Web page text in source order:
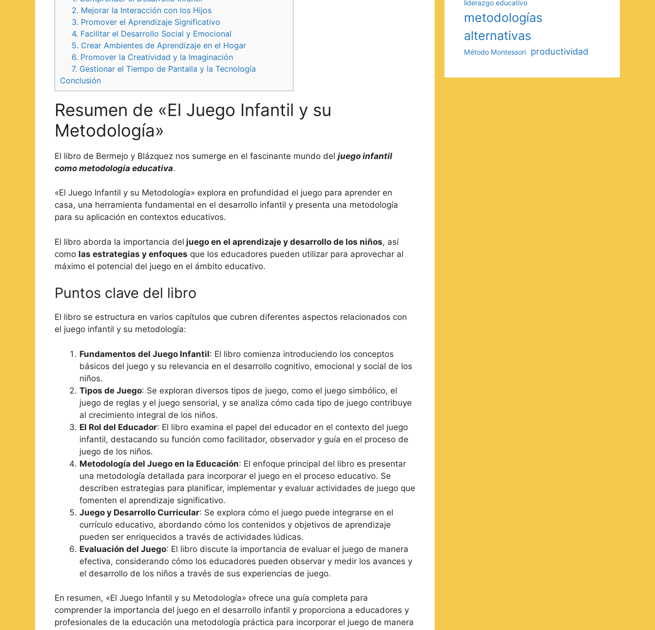
2. Mejorar la Interacción con los Hijos
3. Promover el Aprendizaje Significativo
4. Facilitar el Desarrollo Social y Emocional
5. Crear Ambientes de Aprendizaje en el Hogar
6. Promover la Creatividad y la Imaginación
7. Gestionar el Tiempo de Pantalla y la Tecnología
Conclusión
Resumen de «El Juego Infantil y su
Metodología»
El libro de Bermejo y Blázquez nos sumerge en el fascinante mundo del juego infantil
como metodología educativa.
«El Juego Infantil y su Metodología» explora en profundidad el juego para aprender en
casa, una herramienta fundamental en el desarrollo infantil y presenta una metodología
para su aplicación en contextos educativos.
El libro aborda la importancia del juego en el aprendizaje y desarrollo de los niños, así
como las estrategias y enfoques que los educadores pueden utilizar para aprovechar al
máximo el potencial del juego en el ámbito educativo.
Puntos clave del libro
El libro se estructura en varios capítulos que cubren diferentes aspectos relacionados con
el juego infantil y su metodología:
Fundamentos del Juego Infantil: El libro comienza introduciendo los conceptos
básicos del juego y su relevancia en el desarrollo cognitivo, emocional y social de los
niños.
Tipos de Juego: Se exploran diversos tipos de juego, como el juego simbólico, el
juego de reglas y el juego sensorial, y se analiza cómo cada tipo de juego contribuye
al crecimiento integral de los niños.
El Rol del Educador: El libro examina el papel del educador en el contexto del juego
infantil, destacando su función como facilitador, observador y guía en el proceso de
juego de los niños.
Metodología del Juego en la Educación: El enfoque principal del libro es presentar
una metodología detallada para incorporar el juego en el proceso educativo. Se
describen estrategias para planificar, implementar y evaluar actividades de juego que
fomenten el aprendizaje significativo.
Juego y Desarrollo Curricular: Se explora cómo el juego puede integrarse en el
currículo educativo, abordando cómo los contenidos y objetivos de aprendizaje
pueden ser enriquecidos a través de actividades lúdicas.
Evaluación del Juego: El libro discute la importancia de evaluar el juego de manera
efectiva, considerando cómo los educadores pueden observar y medir los avances y
el desarrollo de los niños a través de sus experiencias de juego.
En resumen, «El Juego Infantil y su Metodología» ofrece una guía completa para
comprender la importancia del juego en el desarrollo infantil y proporciona a educadores y
profesionales de la educación una metodología práctica para incorporar el juego de manera
liderazgo educativo
metodologías
alternativas
Método Montessori productividad